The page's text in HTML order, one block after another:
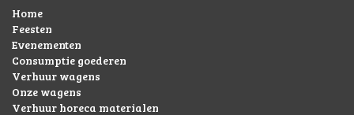
Home
Feesten
Evenementen
Consumptie goederen
Verhuur wagens
Onze wagens
Verhuur horeca materialen